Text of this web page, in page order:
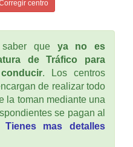
centro
que ya no es
de Tráfico para
. Los centros
de realizar todo
la toman mediante una
se pagan al
Tienes mas detalles